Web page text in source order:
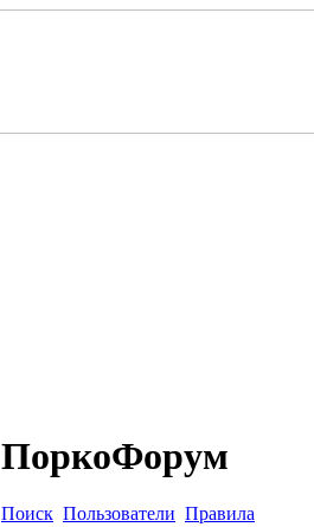
ПоркоФорум
Поиск Пользователи Правила